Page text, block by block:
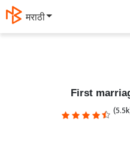
मराठी
First